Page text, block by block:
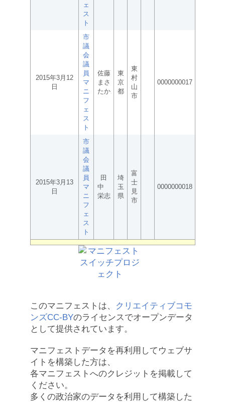
ェ
ス
ト
2015年3月12
日
市
議
会
議
員
マ
ニ
フ
ェ
ス
ト
佐藤
まさ
たか
東
京
都
東
村
山
市
0000000017
2015年3月13
日
市
議
会
議
員
マ
ニ
フ
ェ
ス
ト
田
中
栄志
埼
玉
県
富
士
見
市
0000000018
このマニフェストは、
クリエイティブコモ
ンズCC-BYのライセンスでオープンデータ
として提供されています。
マニフェストデータを再利用してウェブサ
イトを構築した方は、
各マニフェストへのクレジットを掲載して
ください。
多くの政治家のデータを利用して構築した